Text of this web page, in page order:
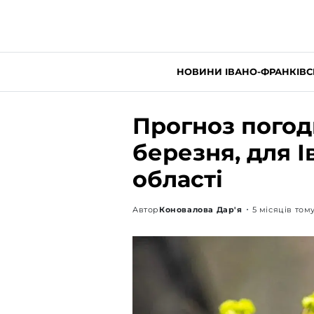
НОВИНИ ІВАНО-
Прогноз
березня, для
області
Автор Коновалова Дар'я 5 місяців